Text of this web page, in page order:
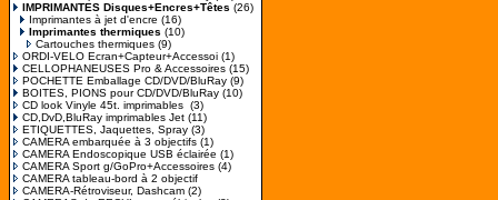
IMPRIMANTES Disques+Encres+Têtes (26)
Imprimantes à jet d'encre (16)
Imprimantes thermiques (10)
Cartouches thermiques (9)
ORDI-VELO Ecran+Capteur+Accessoi (1)
CELLOPHANEUSES Pro & Accessoires (15)
POCHETTE Emballage CD/DVD/BluRay (9)
BOITES, PIONS pour CD/DVD/BluRay (10)
CD look Vinyle 45t. imprimables (3)
CD,DvD,BluRay imprimables Jet (11)
ETIQUETTES, Jaquettes, Spray (3)
CAMERA embarquée à 3 objectifs (1)
CAMERA Endoscopique USB éclairée (1)
CAMERA Sport g/GoPro+Accessoires (4)
CAMERA tableau-bord à 2 objectif
CAMERA-Rétroviseur, Dashcam (2)